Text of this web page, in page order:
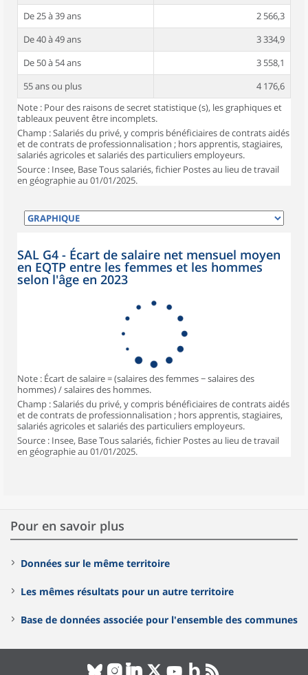
De 25 à 39 ans
2 566,3
De 40 à 49 ans
3 334,9
De 50 à 54 ans
3 558,1
55 ans ou plus
4 176,6
Note : Pour des raisons de secret statistique (s), les graphiques et
tableaux peuvent être incomplets.
Champ : Salariés du privé, y compris bénéficiaires de contrats aidés
et de contrats de professionnalisation ; hors apprentis, stagiaires,
salariés agricoles et salariés des particuliers employeurs.
Source : Insee, Base Tous salariés, fichier Postes au lieu de travail
en géographie au 01/01/2025.
SAL G4 - Écart de salaire net mensuel moyen
en EQTP entre les femmes et les hommes
selon l'âge en 2023
Note : Écart de salaire = (salaires des femmes − salaires des
hommes) / salaires des hommes.
Champ : Salariés du privé, y compris bénéficiaires de contrats aidés
et de contrats de professionnalisation ; hors apprentis, stagiaires,
salariés agricoles et salariés des particuliers employeurs.
Source : Insee, Base Tous salariés, fichier Postes au lieu de travail
en géographie au 01/01/2025.
Pour en savoir plus
Données sur le même territoire
Les mêmes résultats pour un autre territoire
Base de données associée pour l'ensemble des communes